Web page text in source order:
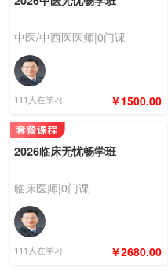
中医/中西医医师|0门课
111人在学习 ￥1500.00
2026临床无忧畅学班
临床医师|0门课
111人在学习 ￥2680.00